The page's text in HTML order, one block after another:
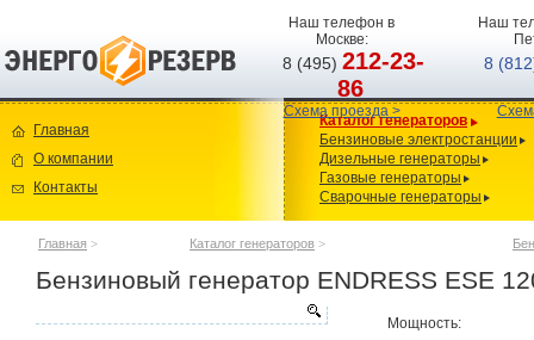
Наш телефон в
Москве:
8 (495)212-23-
86
Схема проезда >
Наш
8
Главная
О компании
Контакты
Каталог генераторов
Бензиновые электростанции
Дизельные генераторы
Газовые генераторы
Сварочные генераторы
Главная > Каталог генераторов >
Бензиновый генератор ENDRESS ESE
Мощность: